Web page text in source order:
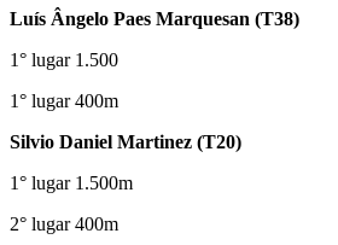
Luís Ângelo Paes Marquesan (T38)
1° lugar 1.500
1° lugar 400m
Silvio Daniel Martinez (T20)
1° lugar 1.500m
2° lugar 400m